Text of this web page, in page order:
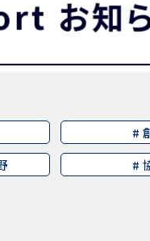
お知
#
#